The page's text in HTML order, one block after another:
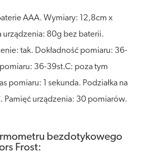
AAA. Wymiary: 12,8cm x
80g bez baterii.
tak. Dokładność pomiaru: 36-
36-39st.C: poza tym
pomiaru: 1 sekunda. Podziałka na
Pamięć urządzenia: 30 pomiarów.
bezdotykowego
Frost: